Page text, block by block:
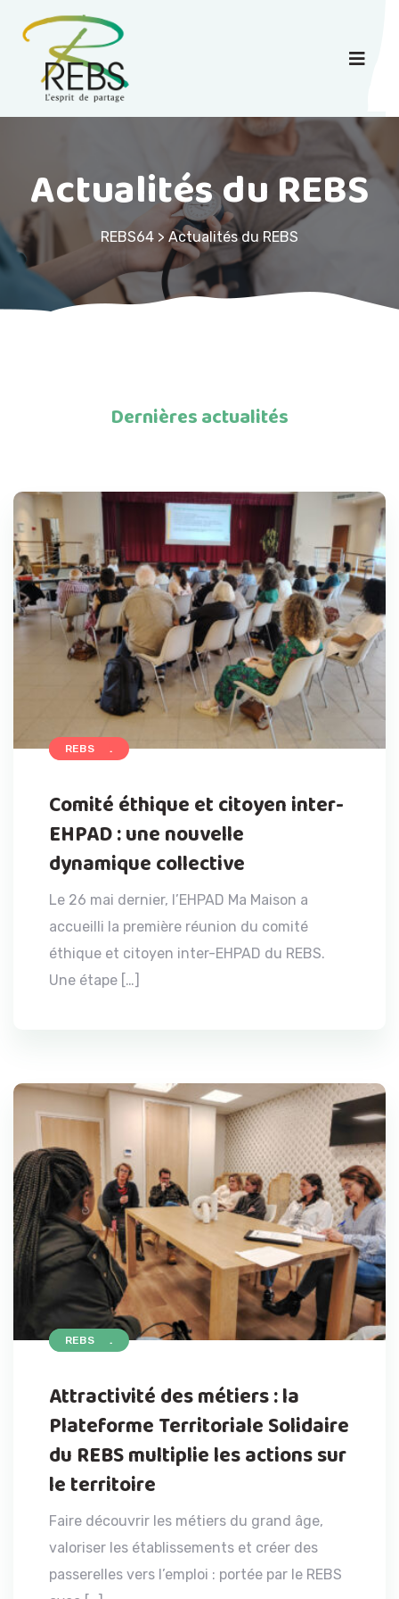
Actualités du REBS
REBS64 > Actualités du REBS
Dernières actualités
ACCUEIL
REBS
Comité éthique et citoyen inter-
EHPAD : une nouvelle
dynamique collective
Le 26 mai dernier, l’EHPAD Ma Maison a
accueilli la première réunion du comité
éthique et citoyen inter-EHPAD du REBS.
Une étape […]
ACCUEIL
REBS
Attractivité des métiers : la
Plateforme Territoriale Solidaire
du REBS multiplie les actions sur
le territoire
Faire découvrir les métiers du grand âge,
valoriser les établissements et créer des
passerelles vers l’emploi : portée par le REBS